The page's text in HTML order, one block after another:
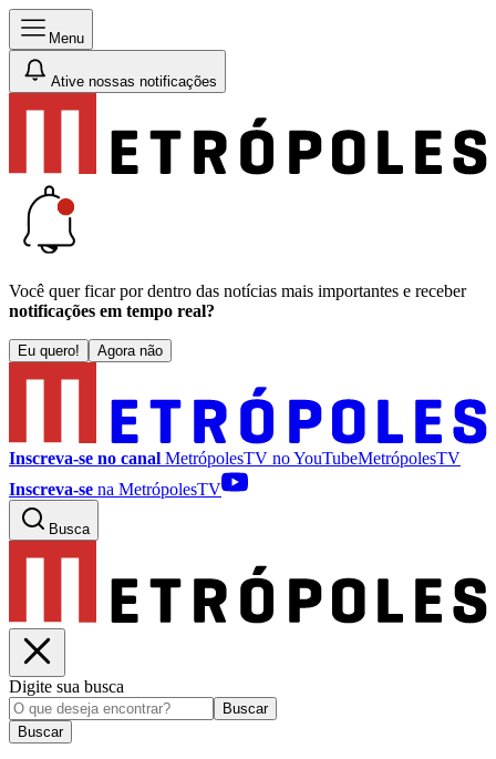
Menu
Ative nossas notificações
Você quer ficar por dentro das notícias mais importantes e receber
notificações em tempo real?
Eu quero! Agora não
Inscreva-se no canal MetrópolesTV noYouTubeMetrópolesTV
Inscreva-se na MetrópolesTV
Busca
Digite sua busca
Buscar
Buscar